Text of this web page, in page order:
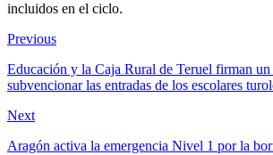
incluidos en el ciclo.
Previous
Educación y la Caja Rural de Teruel firman
subvencionar las entradas de los escolares
Next
Aragón activa la emergencia Nivel 1 por la